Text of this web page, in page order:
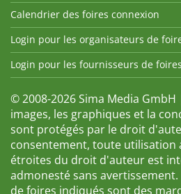
Calendrier des foires connexion
Login pour les organisateurs de
Login pour les fournisseurs de foires
© 2008-2026 Sima Media GmbH
images, les graphiques et la
sont protégés par le droit
consentement, toute utilisation
étroites du droit d'auteur est
admonesté sans
de foires indiqués sont des